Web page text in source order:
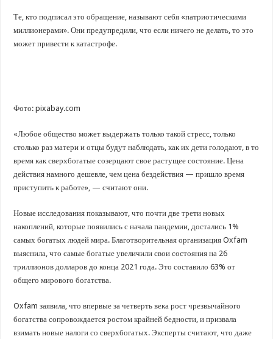
Те, кто подписал это обращение, называют себя «патриотическими
миллионерами». Они предупредили, что если ничего не делать, то это
может привести к катастрофе.
Фото: pixabay.com
«Любое общество может выдержать только такой стресс, только
столько раз матери и отцы будут наблюдать, как их дети голодают, в то
время как сверхбогатые созерцают свое растущее состояние. Цена
действия намного дешевле, чем цена бездействия — пришло время
приступить к работе», — считают они.
Новые исследования показывают, что почти две трети новых
накоплений, которые появились с начала пандемии, достались 1%
самых богатых людей мира. Благотворительная организация Oxfam
выяснила, что самые богатые увеличили свои состояния на 26
триллионов долларов до конца 2021 года. Это составило 63% от
общего мирового богатства.
Oxfam заявила, что впервые за четверть века рост чрезвычайного
богатства сопровождается ростом крайней бедности, и призвала
взимать новые налоги со сверхбогатых. Эксперты считают, что даже